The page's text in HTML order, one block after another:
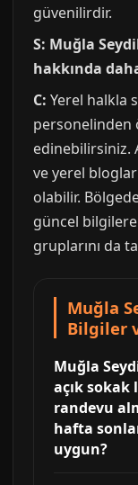
güvenilirdir.
S: Muğla
hakkında
C: Yerel halkla
personelinden
edinebilirsiniz.
ve yerel
olabilir.
güncel
gruplarını da
Muğla
Bilgiler
Muğla
açık
randevu
hafta
uygun?